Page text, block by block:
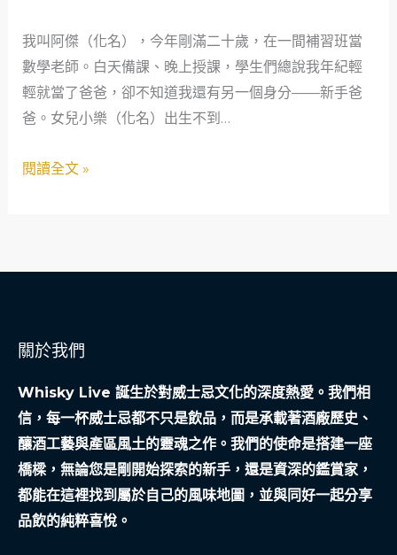
別
之
旅
我叫阿傑（化名），今年剛滿二十歲，在一間補習班當
數學老師。白天備課、晚上授課，學生們總說我年紀輕
輕就當了爸爸，卻不知道我還有另一個身分——新手爸
爸。女兒小樂（化名）出生不到…
療
癒
之
路：
伴
後
學
與
悲
傷
共
處
閱讀全文 »
關於我們
Whisky Live 誕生於對威士忌文化的深度熱愛。我們相
信，每一杯威士忌都不只是飲品，而是承載著酒廠歷史、
釀酒工藝與產區風土的靈魂之作。我們的使命是搭建一座
橋樑，無論您是剛開始探索的新手，還是資深的鑑賞家，
都能在這裡找到屬於自己的風味地圖，並與同好一起分享
品飲的純粹喜悅。